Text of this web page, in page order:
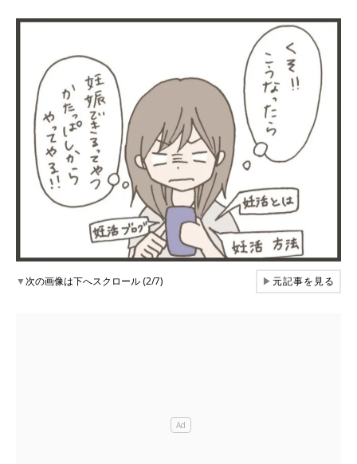
▼次の画像は下へスクロール (2/7) ▶元記事を見る